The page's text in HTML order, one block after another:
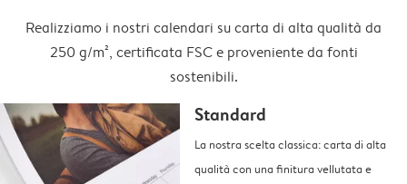
Realizziamo i nostri calendari su carta di alta qualità da
250 g/m², certificata FSC e proveniente da fonti
sostenibili.
Standard
La nostra scelta classica: carta di alta
qualità con una finitura vellutata e